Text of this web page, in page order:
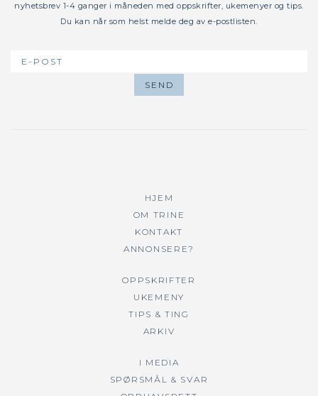
nyhetsbrev 1-4 ganger i måneden med oppskrifter, ukemenyer og tips.
Du kan når som helst melde deg av e-postlisten.
HJEM
OM TRINE
KONTAKT
ANNONSERE?
OPPSKRIFTER
UKEMENY
TIPS & TING
ARKIV
I MEDIA
SPØRSMÅL & SVAR